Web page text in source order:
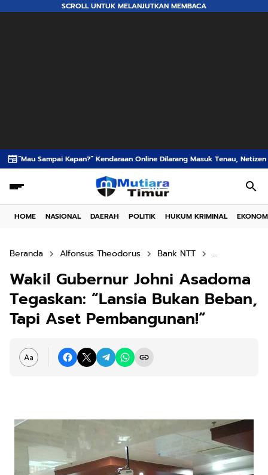
SCROLL UNTUK MELANJUTKAN MEMBACA
Kendaraan Online Dilarang Masuk Tenau, Netizen Tagih Peran Pemerintah
HOME NASIONAL DAERAH POLITIK HUKUM KRIMINAL
Beranda Alfonsus Theodorus Bank NTT Johni
Wakil Gubernur Johni Asadoma
Tegaskan: “Lansia Bukan Beban,
Tapi Aset Pembangunan!”